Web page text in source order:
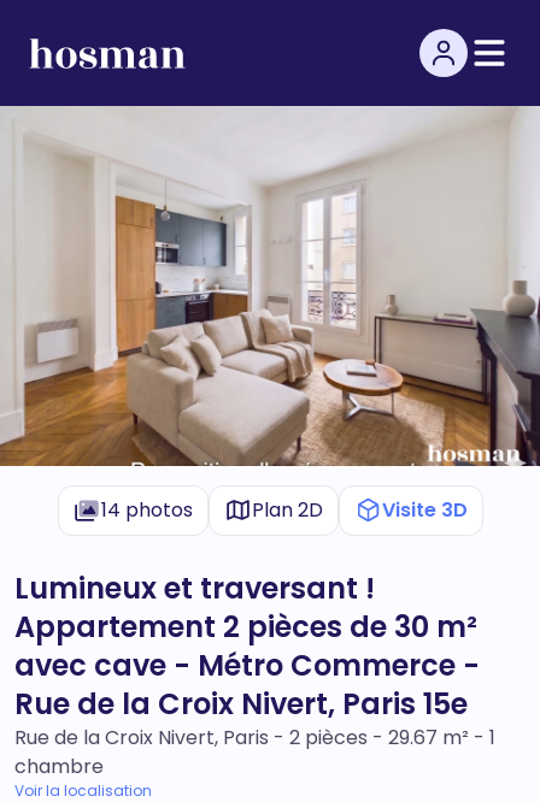
14 photos Plan 2D Visite 3D
Lumineux et traversant !
Appartement 2 pièces de 30 m²
avec cave - Métro Commerce -
Rue de la Croix Nivert, Paris 15e
Rue de la Croix Nivert, Paris - 2 pièces - 29.67 m² - 1
chambre
Voir la localisation